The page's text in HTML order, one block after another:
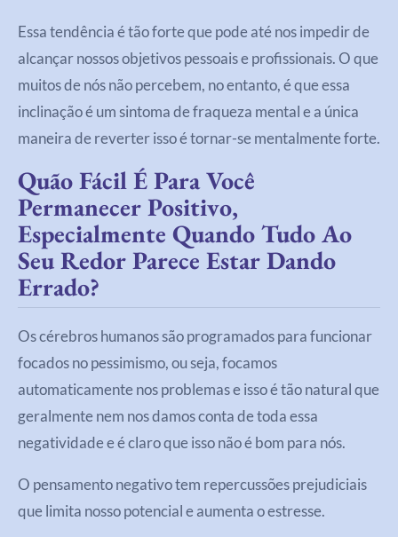
Essa tendência é tão forte que pode até nos impedir de
alcançar nossos objetivos pessoais e profissionais. O que
muitos de nós não percebem, no entanto, é que essa
inclinação é um sintoma de fraqueza mental e a única
maneira de reverter isso é tornar-se mentalmente forte.
Quão Fácil É Para Você
Permanecer Positivo,
Especialmente Quando Tudo Ao
Seu Redor Parece Estar Dando
Errado?
Os cérebros humanos são programados para funcionar
focados no pessimismo, ou seja, focamos
automaticamente nos problemas e isso é tão natural que
geralmente nem nos damos conta de toda essa
negatividade e é claro que isso não é bom para nós.
O pensamento negativo tem repercussões prejudiciais
que limita nosso potencial e aumenta o estresse.